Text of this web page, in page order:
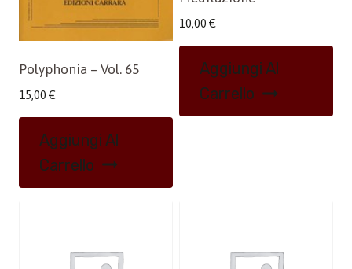
Polyphonia – Vol. 65
15,00 €
Aggiungi Al
Carrello
10,00 €
Aggiungi Al
Carrello